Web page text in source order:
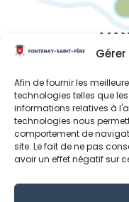
Afin de fournir les
technologies telles que
informations relatives à
technologies nous
comportement de
site. Le fait de ne pas
avoir un effet négatif sur
Région Île-de-France
Département des
Grand Paris Seine et
Parc naturel régional